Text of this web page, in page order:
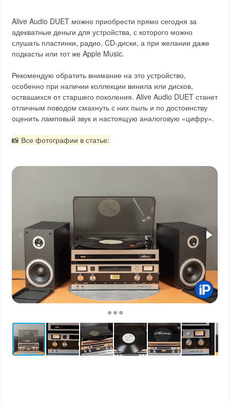
Alive Audio DUET можно приобрести прямо сегодня за
адекватные деньги для устройства, с которого можно
слушать пластинки, радио, CD-диски, а при желании даже
подкасты или тот же Apple Music.
Рекомендую обратить внимание на это устройство,
особенно при наличии коллекции винила или дисков,
оствашихся от старшего поколения. Alive Audio DUET станет
отличным поводом смахнуть с них пыль и по достоинству
оценить ламповый звук и настоящую аналоговую «цифру».
📸 Все фотографии в статье: